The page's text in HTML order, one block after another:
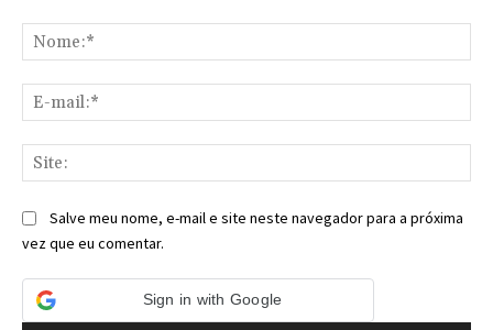
Salve meu nome, e-mail e site neste navegador para a próxima
vez que eu comentar.
Sign in with Google